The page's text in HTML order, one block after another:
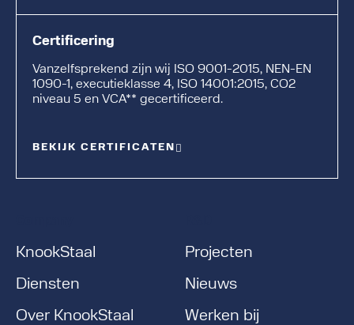
Certificering
Vanzelfsprekend zijn wij ISO 9001-2015, NEN-EN
1090-1, executieklasse 4, ISO 14001:2015, CO2
niveau 5 en VCA** gecertificeerd.
BEKIJK CERTIFICATEN
KnookStaal
Diensten
Over KnookStaal
Projecten
Nieuws
Werken bij